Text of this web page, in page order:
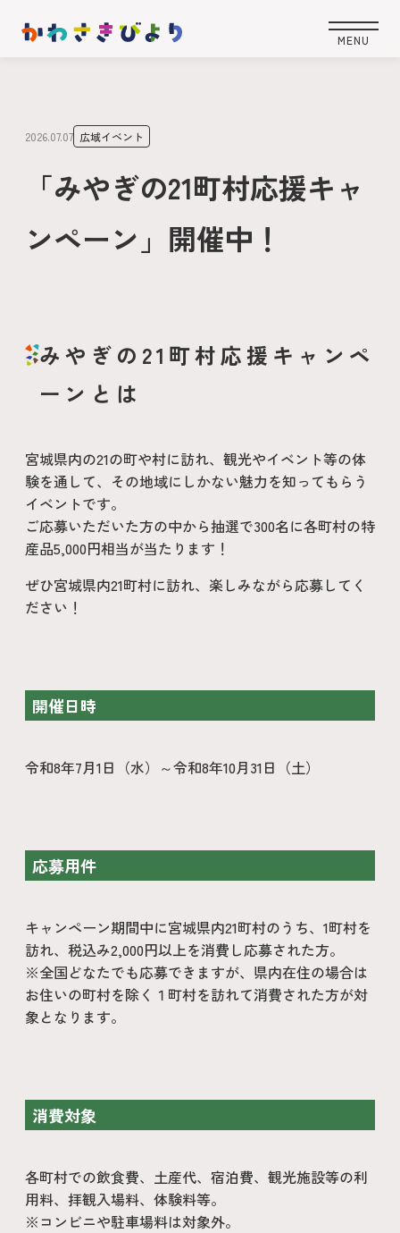
2026.07.07 広域イベント
「みやぎの21町村応援キャ
ンペーン」開催中！
みやぎの21町村応援キャンペ
ーンとは
宮城県内の21の町や村に訪れ、観光やイベント等の体
験を通して、その地域にしかない魅力を知ってもらう
イベントです。
ご応募いただいた方の中から抽選で300名に各町村の特
産品5,000円相当が当たります！
ぜひ宮城県内21町村に訪れ、楽しみながら応募してく
ださい！
開催日時
令和8年7月1日（水）～令和8年10月31日（土）
応募用件
キャンペーン期間中に宮城県内21町村のうち、1町村を
訪れ、税込み2,000円以上を消費し応募された方。
※全国どなたでも応募できますが、県内在住の場合は
お住いの町村を除く１町村を訪れて消費された方が対
象となります。
消費対象
各町村での飲食費、土産代、宿泊費、観光施設等の利
用料、拝観入場料、体験料等。
※コンビニや駐車場料は対象外。